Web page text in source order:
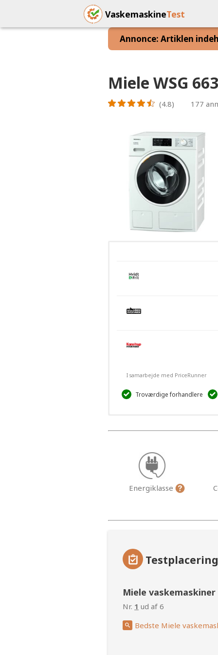
VaskemaskineTest
Annonce: Artiklen
Miele WSG
(4.8) 177
I samarbejde med PriceRunner
Troværdige forhandlere
Energiklasse
Testplacering
Miele vaskemaskiner
Nr. 1 ud af 6
Bedste Miele